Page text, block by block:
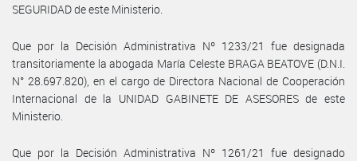
SEGURIDAD de este Ministerio.
Que por la Decisión Administrativa Nº 1233/21 fue designada
transitoriamente la abogada María Celeste BRAGA BEATOVE (D.N.I.
N° 28.697.820), en el cargo de Directora Nacional de Cooperación
Internacional de la UNIDAD GABINETE DE ASESORES de este
Ministerio.
Que por la Decisión Administrativa Nº 1261/21 fue designado